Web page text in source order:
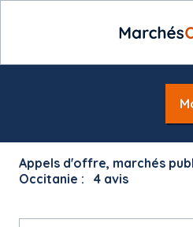
Appels d'offre, marchés
Occitanie :
4 avis